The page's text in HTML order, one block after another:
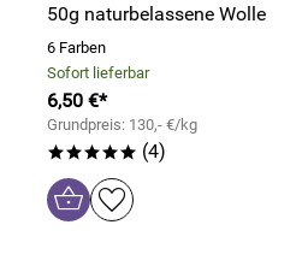
50g naturbelassene Wolle
6 Farben
Sofort lieferbar
6,50 €*
Grundpreis: 130,- €/kg
***** (4)